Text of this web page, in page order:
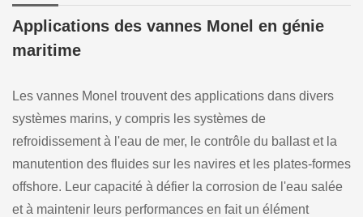
Applications des vannes Monel en génie
maritime
Les vannes Monel trouvent des applications dans divers
systèmes marins, y compris les systèmes de
refroidissement à l'eau de mer, le contrôle du ballast et la
manutention des fluides sur les navires et les plates-formes
offshore. Leur capacité à défier la corrosion de l'eau salée
et à maintenir leurs performances en fait un élément